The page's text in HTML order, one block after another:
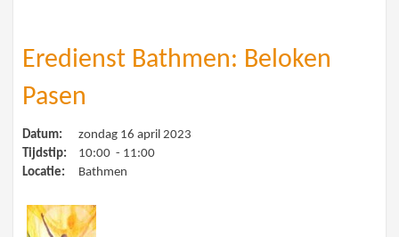
Eredienst Bathmen: Beloken
Pasen
Datum:
zondag 16 april 2023
Tijdstip:
10:00 - 11:00
Locatie:
Bathmen